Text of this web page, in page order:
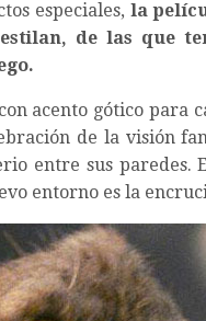
especiales, la
de las que
acento gótico para
de la visión
entre sus paredes.
entorno es la